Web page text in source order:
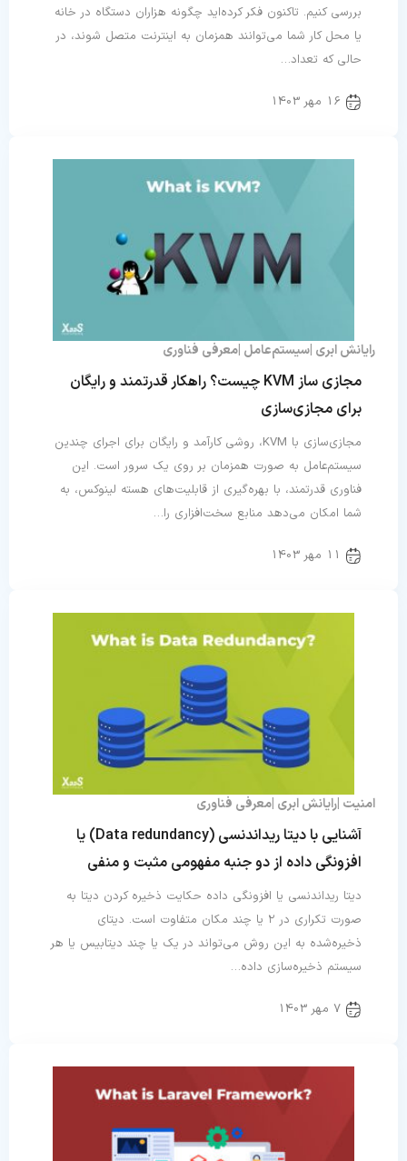
بررسی کنیم. تاکنون فکر کرده‌اید چگونه هزاران دستگاه در خانه
یا محل کار شما می‌توانند همزمان به اینترنت متصل شوند، در
حالی که تعداد…
16 مهر 1403
مجازی ساز KVM چیست؟ راهکار قدرتمند و رایگان
برای مجازی‌سازی
مجازی‌سازی با KVM، روشی کارآمد و رایگان برای اجرای چندین
سیستم‌عامل به صورت همزمان بر روی یک سرور است. این
فناوری قدرتمند، با بهره‌گیری از قابلیت‌های هسته لینوکس، به
شما امکان می‌دهد منابع سخت‌افزاری را…
رایانش ابری سیستم‌عامل معرفی فناوری
11 مهر 1403
آشنایی با دیتا ریداندنسی (Data redundancy) یا
افزونگی داده از دو جنبه مفهومی مثبت و منفی
دیتا ریداندنسی یا افزونگی داده حکایت ذخیره کردن دیتا به
صورت تکراری در ۲ یا چند مکان متفاوت است. دیتای
ذخیره‌شده به این روش می‌تواند در یک یا چند دیتابیس یا هر
سیستم ذخیره‌سازی داده…
امنیت رایانش ابری معرفی فناوری
7 مهر 1403